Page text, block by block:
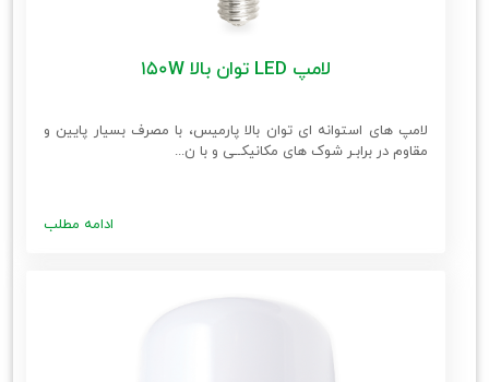
لامپ LED توان بالا 150W
لامپ های استوانه ای توان بالا پارمیس، با مصرف بسیار پایین و
مقاوم در برابـر شوک های مکانیکــی و با ن...
ادامه مطلب